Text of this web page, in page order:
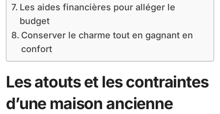
Les aides financières pour alléger le
budget
Conserver le charme tout en gagnant en
confort
Les atouts et les contraintes
d’une maison ancienne